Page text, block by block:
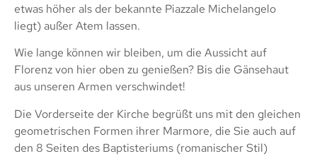
etwas höher als der bekannte Piazzale Michelangelo
liegt) außer Atem lassen.
Wie lange können wir bleiben, um die Aussicht auf
Florenz von hier oben zu genießen? Bis die Gänsehaut
aus unseren Armen verschwindet!
Die Vorderseite der Kirche begrüßt uns mit den gleichen
geometrischen Formen ihrer Marmore, die Sie auch auf
den 8 Seiten des Baptisteriums (romanischer Stil)